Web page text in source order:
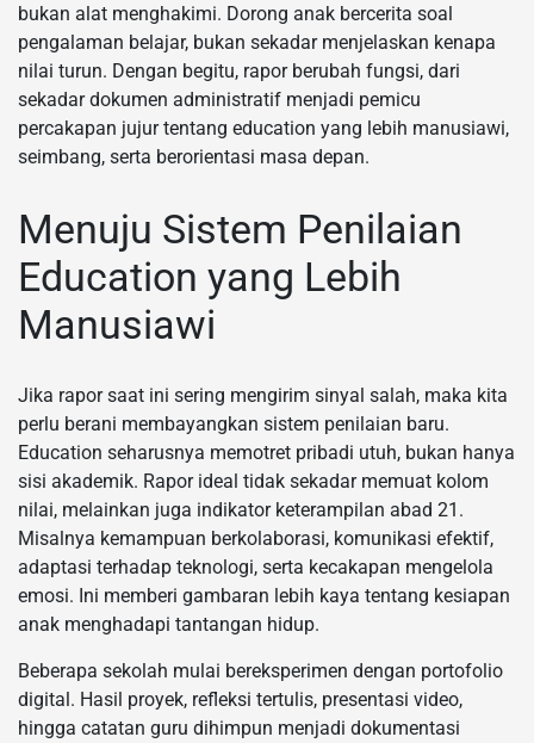
bukan alat menghakimi. Dorong anak bercerita soal
pengalaman belajar, bukan sekadar menjelaskan kenapa
nilai turun. Dengan begitu, rapor berubah fungsi, dari
sekadar dokumen administratif menjadi pemicu
percakapan jujur tentang education yang lebih manusiawi,
seimbang, serta berorientasi masa depan.
Menuju Sistem Penilaian
Education yang Lebih
Manusiawi
Jika rapor saat ini sering mengirim sinyal salah, maka kita
perlu berani membayangkan sistem penilaian baru.
Education seharusnya memotret pribadi utuh, bukan hanya
sisi akademik. Rapor ideal tidak sekadar memuat kolom
nilai, melainkan juga indikator keterampilan abad 21.
Misalnya kemampuan berkolaborasi, komunikasi efektif,
adaptasi terhadap teknologi, serta kecakapan mengelola
emosi. Ini memberi gambaran lebih kaya tentang kesiapan
anak menghadapi tantangan hidup.
Beberapa sekolah mulai bereksperimen dengan portofolio
digital. Hasil proyek, refleksi tertulis, presentasi video,
hingga catatan guru dihimpun menjadi dokumentasi